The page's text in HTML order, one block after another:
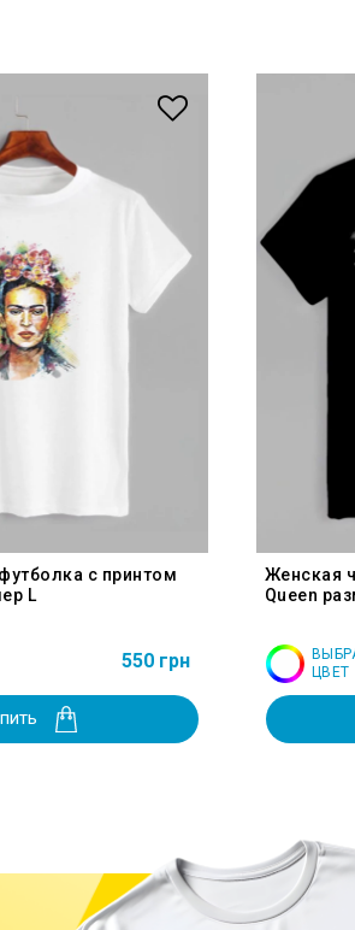
с принтом
L
550 грн
Женская
Queen
ЦВЕТ